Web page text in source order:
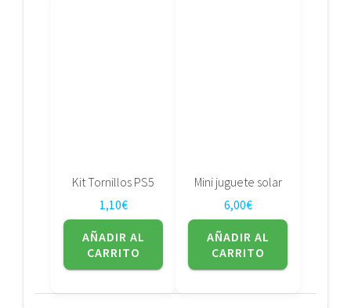
Kit Tornillos PS5
1,10€
AÑADIR AL
CARRITO
Mini juguete solar
6,00€
AÑADIR AL
CARRITO